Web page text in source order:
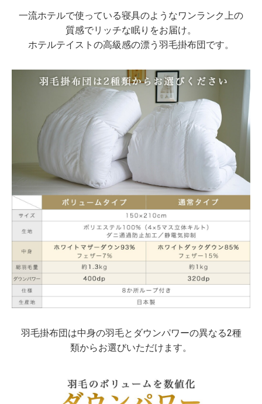
一流ホテルで使っている寝具のようなワンランク上の
質感でリッチな眠りをお届け。
ホテルテイストの高級感の漂う羽毛掛布団です。
羽毛掛布団は中身の羽毛とダウンパワーの異なる2種
類からお選びいただけます。